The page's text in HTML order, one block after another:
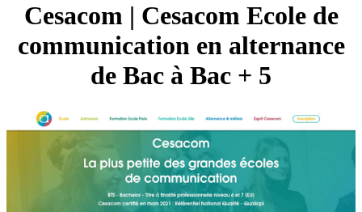
Cesacom | Cesacom Ecole de
com­munica­tion en alternance
de Bac à Bac + 5